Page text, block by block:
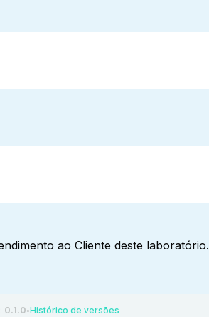
ao Cliente deste laboratório.
0.1.0 ●Histórico de versões